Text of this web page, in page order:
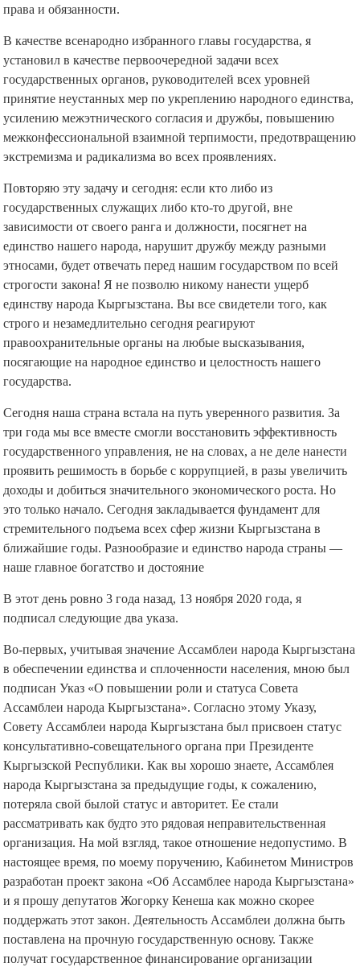
права и обязанности.
В качестве всенародно избранного главы государства, я
установил в качестве первоочередной задачи всех
государственных органов, руководителей всех уровней
принятие неустанных мер по укреплению народного единства,
усилению межэтнического согласия и дружбы, повышению
межконфессиональной взаимной терпимости, предотвращению
экстремизма и радикализма во всех проявлениях.
Повторяю эту задачу и сегодня: если кто либо из
государственных служащих либо кто-то другой, вне
зависимости от своего ранга и должности, посягнет на
единство нашего народа, нарушит дружбу между разными
этносами, будет отвечать перед нашим государством по всей
строгости закона! Я не позволю никому нанести ущерб
единству народа Кыргызстана. Вы все свидетели того, как
строго и незамедлительно сегодня реагируют
правоохранительные органы на любые высказывания,
посягающие на народное единство и целостность нашего
государства.
Сегодня наша страна встала на путь уверенного развития. За
три года мы все вместе смогли восстановить эффективность
государственного управления, не на словах, а не деле нанести
проявить решимость в борьбе с коррупцией, в разы увеличить
доходы и добиться значительного экономического роста. Но
это только начало. Сегодня закладывается фундамент для
стремительного подъема всех сфер жизни Кыргызстана в
ближайшие годы. Разнообразие и единство народа страны —
наше главное богатство и достояние
В этот день ровно 3 года назад, 13 ноября 2020 года, я
подписал следующие два указа.
Во-первых, учитывая значение Ассамблеи народа Кыргызстана
в обеспечении единства и сплоченности населения, мною был
подписан Указ «О повышении роли и статуса Совета
Ассамблеи народа Кыргызстана». Согласно этому Указу,
Совету Ассамблеи народа Кыргызстана был присвоен статус
консультативно-совещательного органа при Президенте
Кыргызской Республики. Как вы хорошо знаете, Ассамблея
народа Кыргызстана за предыдущие годы, к сожалению,
потеряла свой былой статус и авторитет. Ее стали
рассматривать как будто это рядовая неправительственная
организация. На мой взгляд, такое отношение недопустимо. В
настоящее время, по моему поручению, Кабинетом Министров
разработан проект закона «Об Ассамблее народа Кыргызстана»
и я прошу депутатов Жогорку Кенеша как можно скорее
поддержать этот закон. Деятельность Ассамблеи должна быть
поставлена на прочную государственную основу. Также
получат государственное финансирование организации